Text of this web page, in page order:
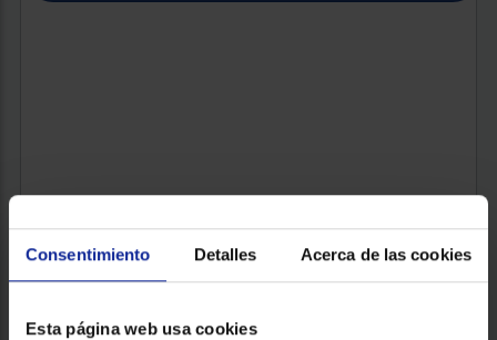
Consentimiento Detalles Acerca de las cookies
Esta página web usa cookies¡consigue 50€ de reembolso directo!